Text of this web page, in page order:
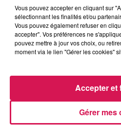
Revivez les meilleurs moments
12h55
12h55
Vous pouvez accepter en cliquant sur
sélectionnant les finalités et/ou
Vous pouvez également refuser en
accepter". Vos préférences ne
pouvez mettre à jour vos choix, ou
moment via le lien "Gérer les cookies"
Gérer mes
Accepter et